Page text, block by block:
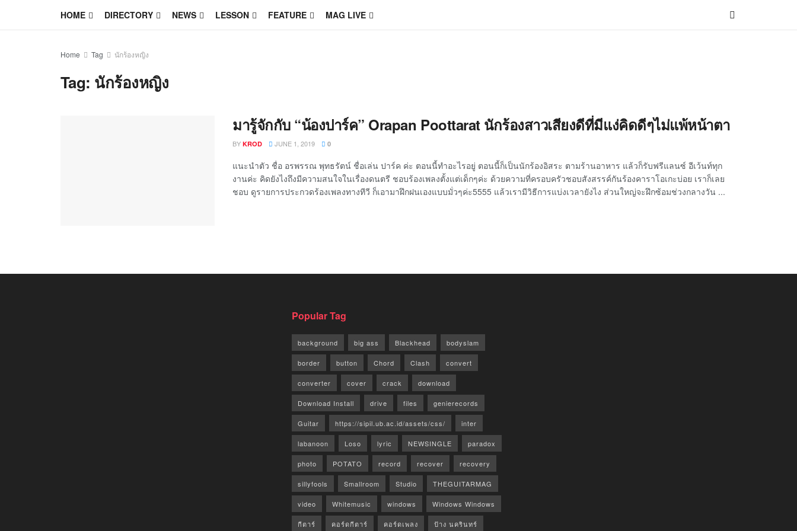
HOME DIRECTORY NEWS LESSON FEATURE MAG LIVE
Home Tag นักร้องหญิง
Tag: นักร้องหญิง
มารู้จักกับ “น้องปาร์ค” Orapan Poottarat นักร้องสาวเสียงดีที่มีแง่คิดดีๆไม่แพ้หน้าตา
BY KROD JUNE 1, 2019 0
แนะนำตัว ชื่อ อรพรรณ พุทธรัตน์ ชื่อเล่น ปาร์ค ค่ะ ตอนนี้ทำอะไรอยู่ ตอนนี้ก็เป็นนักร้องอิสระ ตามร้านอาหาร แล้วก็รับฟรีแลนซ์ อีเว้นท์ทุก
งานค่ะ คิดยังไงถึงมีความสนใจในเรื่องดนตรี ชอบร้องเพลงตั้งแต่เด็กๆค่ะ ด้วยความที่ครอบครัวชอบสังสรรค์กันร้องคาราโอเกะบ่อย เราก็เลย
ชอบ ดูรายการประกวดร้องเพลงทางทีวี ก็เอามาฝึกฝนเองแบบมั่วๆค่ะ5555 แล้วเรามีวิธีการแบ่งเวลายังไง ส่วนใหญ่จะฝึกซ้อมช่วงกลางวัน ...
Popular Tag
background big ass Blackhead bodyslam
border button Chord Clash convert
converter cover crack download
Download Install drive files genierecords
Guitar https://sipil.ub.ac.id/assets/css/ inter
labanoon Loso lyric NEWSINGLE paradox
photo POTATO record recover recovery
sillyfools Smallroom Studio THEGUITARMAG
video Whitemusic windows Windows Windows
กีตาร์ คอร์ดกีตาร์ คอร์ดเพลง ป้าง นครินทร์